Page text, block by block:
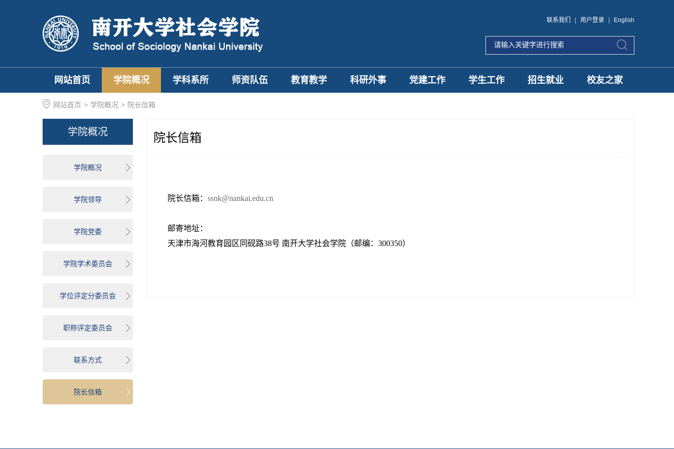
联系我们 用户登录 English
网站首页 学院概况 学科系所 师资队伍 教育教学 科研外事 党建工作 学生工作 招生就业 校友之家
网站首页 > 学院概况 > 院长信箱
学院概况
学院概况
学院领导
学院党委
学院学术委员会
学位评定分委员会
职称评定委员会
联系方式
院长信箱
院长信箱
院长信箱： ssnk@nankai.edu.cn
邮寄地址：
天津市海河教育园区同砚路38号 南开大学社会学院（邮编：300350）